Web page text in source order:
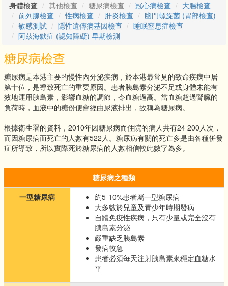
身體檢查
其他檢查 糖尿病檢查 冠心病檢查
大腸檢查
前列腺檢查
性病檢查 肝炎檢查
幽門螺旋菌 (胃部檢查)
敏感測試
隱性遺傳病基因檢查
睡眠窒息症檢查
阿茲海默症 (認知障礙) 早期檢測
糖尿病檢查
糖尿病是本港主要的慢性內分泌疾病，於本港最常見的致命疾病中居
第十位，是導致死亡的重要原因。患者胰島素分泌不足或身體未能有
效地運用胰島素，影響血糖的調節，令血糖過高。當血糖超過腎臟的
負荷時，血液中的糖份便會經由尿液排出，故稱為糖尿病。
根據衛生署的資料，2010年因糖尿病而住院的病人共有24 200人次，
而因糖尿病而死亡的人數有522人。糖尿病有關的死亡多是由各種併發
症所導致，所以實際死於糖尿病的人數相信較此數字為多。
糖尿病之種類
一型糖尿病
約5-10%患者屬一型糖尿病
大多數於兒童及青少年時期發病
自體免疫性疾病，只有少量或完全沒有
胰島素分泌
嚴重缺乏胰島素
發病較急
患者必須每天注射胰島素來穩定血糖水
平